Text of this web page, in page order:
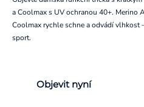
a Coolmax s UV ochranou 40+. Merino
Coolmax rychle schne a odvádí vlhkost
sport.
Objevit nyní